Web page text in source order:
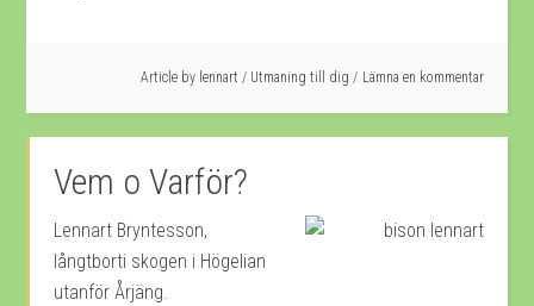
Article by lennart / Utmaning till dig Lämna en kommentar
Vem o Varför?
Lennart Bryntesson,
långtborti skogen i Högelian
utanför Årjäng.